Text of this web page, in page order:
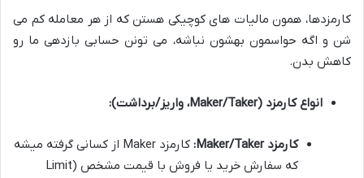
کارمزدها، همون مالیات های کوچیکی هستن که از هر معامله کم می
شن و اگه حواسمون بهشون نباشه، می تونن حسابی بازدهی ما رو
کاهش بدن.
انواع کارمزد (Maker/Taker، واریز/برداشت):
کارمزد Maker/Taker:
کارمزد Maker از کسانی گرفته میشه
که سفارش خرید یا فروش با قیمت مشخص (Limit